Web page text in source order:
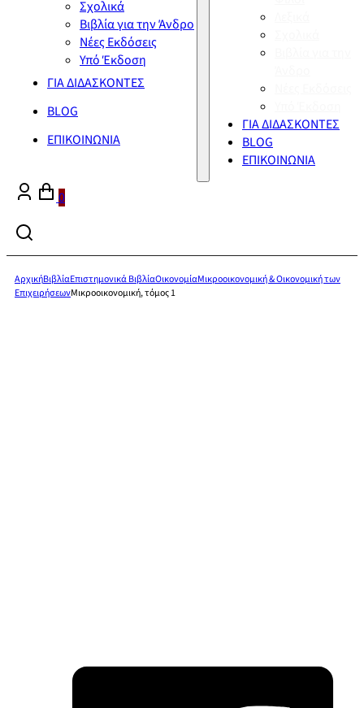
Σχολικά
Βιβλία για την Άνδρο
Νέες Εκδόσεις
Υπό Έκδοση
ΓΙΑ ΔΙΔΑΣΚΟΝΤΕΣ
BLOG
ΕΠΙΚΟΙΝΩΝΙΑ
ΓΙΑ ΔΙΔΑΣΚΟΝΤΕΣ
BLOG
ΕΠΙΚΟΙΝΩΝΙΑ
0
ΑρχικήΒιβλίαΕπιστημονικά ΒιβλίαΟικονομίαΜικροοικονομική & Οικονομική των
ΕπιχειρήσεωνΜικροοικονομική, τόμος 1